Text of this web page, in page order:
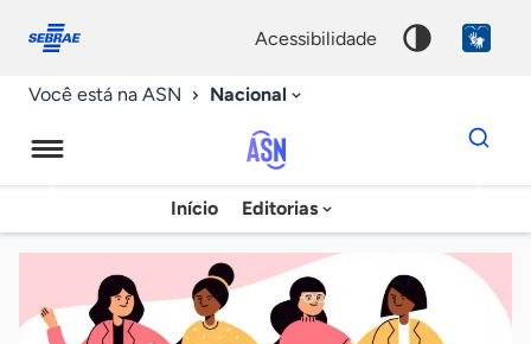
conosco
acessibilidade
Você está na ASN Nacional
Agência
Sebrae
de
Notícias
Início Editorias
Dados
para
chave